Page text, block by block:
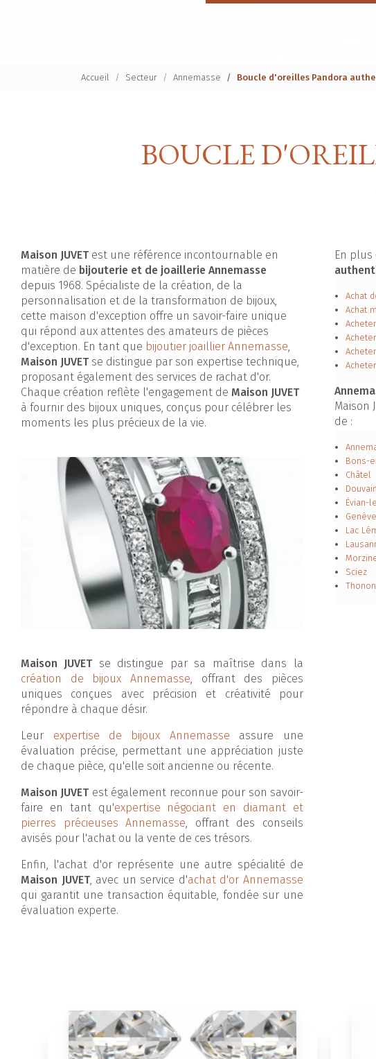
Accueil Secteur Annemasse Boucle d'oreilles Pandora
BOUCLE
Maison JUVETest une référence incontournable en
matière de bijouterie et de joaillerie Annemasse
depuis 1968. Spécialiste de la création, de la
personnalisation et de la transformation de bijoux,
cette maison d'exception offre un savoir-faire unique
qui répond aux attentes des amateurs de pièces
d'exception. En tant que bijoutier joaillier Annemasse,
Maison JUVETse distingue par son expertise technique,
proposant également des services de rachat d'or.
Chaque création reflète l'engagement de Maison JUVET
à fournir des bijoux uniques, conçus pour célébrer les
moments les plus précieux de la vie.
Maison JUVETse distingue par sa maîtrise dans la
création de bijoux Annemasse , offrant des pièces
uniques conçues avec précision et créativité pour
répondre à chaque désir.
Leur expertise de bijoux Annemasse assure une
évaluation précise, permettant une appréciation juste
de chaque pièce, qu'elle soit ancienne ou récente.
Maison JUVETest également reconnue pour son savoir-
faire en tant qu'expertise négociant en diamant et
pierres précieuses Annemasse , offrant des conseils
avisés pour l'achat ou la vente de ces trésors.
Enfin, l'achat d'or représente une autre spécialité de
Maison JUVET, avec un service d'achat d'or Annemasse
qui garantit une transaction équitable, fondée sur une
évaluation experte.
En plus
Achat
Achat
Maison
de :
Bons-
Châtel
Évian-
Genève
Lac
Sciez